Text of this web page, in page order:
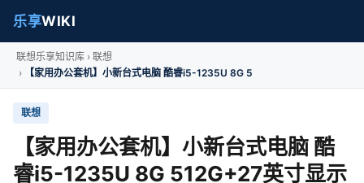
乐享WIKI
联想乐享知识库
联想
【家用办公套机】小新台式电脑 酷睿i5-1235U 8G 5
联想
【家用办公套机】小新台式电脑 酷
睿i5-1235U 8G 512G+27英寸显示